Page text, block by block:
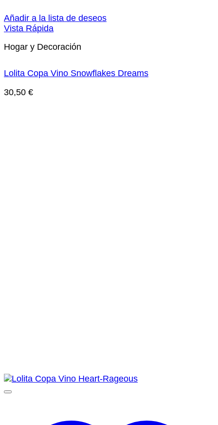
Añadir a la lista de deseos
Vista Rápida
Hogar y Decoración
Lolita Copa Vino Snowflakes Dreams
30,50 €